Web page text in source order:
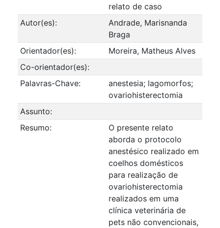
relato de caso
Autor(es):
Andrade, Marisnanda
Braga
Orientador(es):
Moreira, Matheus Alves
Co-orientador(es):
Palavras-Chave:
anestesia; lagomorfos;
ovariohisterectomia
Assunto:
Resumo:
O presente relato
aborda o protocolo
anestésico realizado em
coelhos domésticos
para realização de
ovariohisterectomia
realizados em uma
clínica veterinária de
pets não convencionais,